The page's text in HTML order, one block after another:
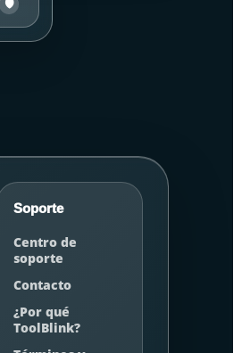
🛡️
Soporte
Centro de
soporte
Contacto
¿Por qué
ToolBlink?